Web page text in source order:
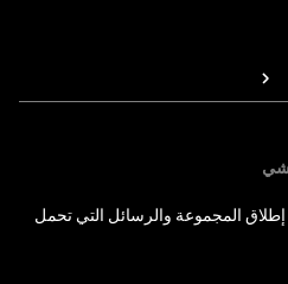
المجموعة والرسائل التي تحمل